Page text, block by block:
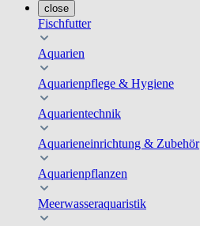
close
Fischfutter
Aquarien
Aquarienpflege & Hygiene
Aquarientechnik
Aquarieneinrichtung & Zubehör
Aquarienpflanzen
Meerwasseraquaristik